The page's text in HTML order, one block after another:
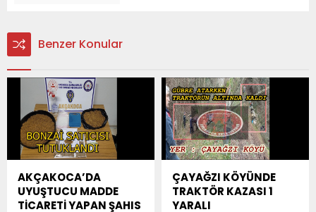
Benzer Konular
AKÇAKOCA’DA
UYUŞTUCU MADDE
TİCARETİ YAPAN ŞAHIS
ÇAYAĞZI KÖYÜNDE
TRAKTÖR KAZASI 1
YARALI